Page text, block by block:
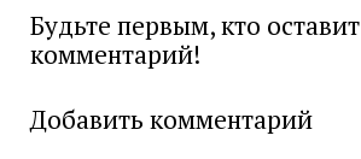
Будьте первым, кто оставит
комментарий!
Добавить комментарий